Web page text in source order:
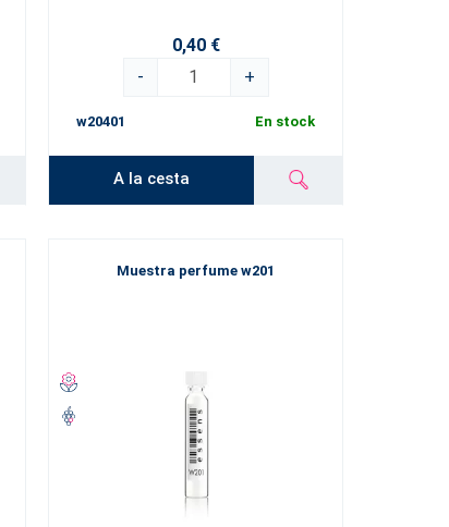
0,40 €
-
+
w20401 En stock
A la cesta
Muestra perfume w201